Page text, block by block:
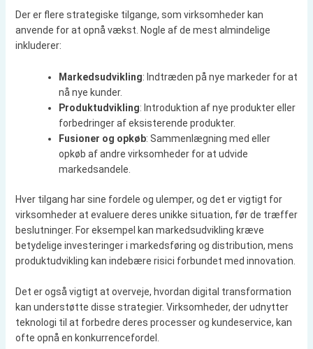
Der er flere strategiske tilgange, som virksomheder kan
anvende for at opnå vækst. Nogle af de mest almindelige
inkluderer:
Markedsudvikling: Indtræden på nye markeder for at
nå nye kunder.
Produktudvikling: Introduktion af nye produkter eller
forbedringer af eksisterende produkter.
Fusioner og opkøb: Sammenlægning med eller
opkøb af andre virksomheder for at udvide
markedsandele.
Hver tilgang har sine fordele og ulemper, og det er vigtigt for
virksomheder at evaluere deres unikke situation, før de træffer
beslutninger. For eksempel kan markedsudvikling kræve
betydelige investeringer i markedsføring og distribution, mens
produktudvikling kan indebære risici forbundet med innovation.
Det er også vigtigt at overveje, hvordan digital transformation
kan understøtte disse strategier. Virksomheder, der udnytter
teknologi til at forbedre deres processer og kundeservice, kan
ofte opnå en konkurrencefordel.